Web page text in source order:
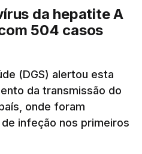
da hepatite A
504 casos
(DGS) alertou esta
da transmissão do
onde foram
infeção nos primeiros